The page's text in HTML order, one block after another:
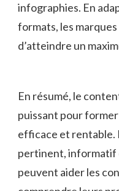
infographies. En
formats,⁢ les
d’atteindre un
En résumé,⁣ le
puissant pour
efficace ‍et rentable.​
pertinent, ⁣informatif
peuvent aider les